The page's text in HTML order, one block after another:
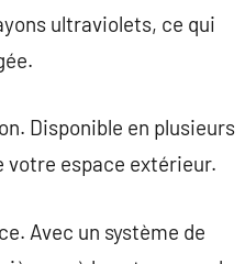
ultraviolets, ce qui
Disponible en plusieurs
votre espace extérieur.
Avec un système de